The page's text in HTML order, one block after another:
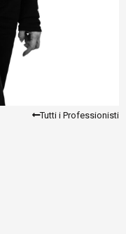
Tutti i Professionisti